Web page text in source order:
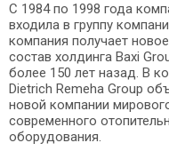
С 1984 по 1998 года
входила в группу
компания получает
состав холдинга Baxi
более 150 лет назад. В
Dietrich Remeha Group
новой компании
современного
оборудования.